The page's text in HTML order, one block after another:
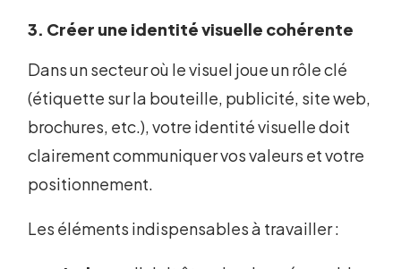
3. Créer une identité visuelle cohérente
Dans un secteur où le visuel joue un rôle clé
(étiquette sur la bouteille, publicité, site web,
brochures, etc.), votre identité visuelle doit
clairement communiquer vos valeurs et votre
positionnement.
Les éléments indispensables à travailler :